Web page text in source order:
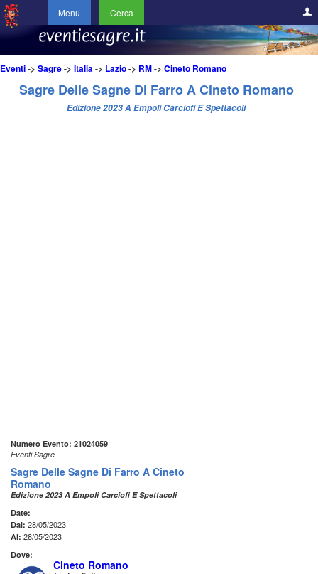
Menu Cerca
Eventi-> Sagre-> Italia-> Lazio-> RM-> Cineto Romano
Sagre Delle Sagne Di Farro A Cineto Romano
Edizione 2023 A Empoli Carciofi E Spettacoli
Numero Evento: 21024059
Eventi Sagre
Sagre Delle Sagne Di Farro A Cineto
Romano
Edizione 2023 A Empoli Carciofi E Spettacoli
Date:
Dal: 28/05/2023
Al: 28/05/2023
Dove:
Cineto Romano